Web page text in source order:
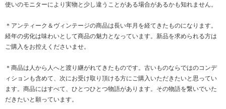
使いのモニターにより実物と少し違うことがある場合があるかも知れません。
＊アンティーク＆ヴィンテージの商品は長い年月を経てきたものになります。
経年の劣化は味わいとして商品の魅力となっています。新品を求められる方は
ご購入をお控えくださいませ。
＊商品は人から人へと渡り継がれてきたものです。古いものならではのコンデ
ィションも含めて、次にお受け取り頂ける方にご購入いただきたいと思ってい
ます。商品にはすべて、ひとつひとつ物語があります。その物語を繋いでいた
だきたいと願っています。